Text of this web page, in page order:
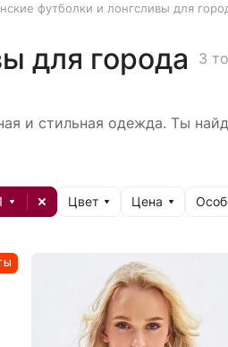
футболки и лонгсливы для
для города 3
и стильная одежда. Ты
Цвет Цена